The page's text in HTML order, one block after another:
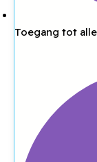
Toegang tot